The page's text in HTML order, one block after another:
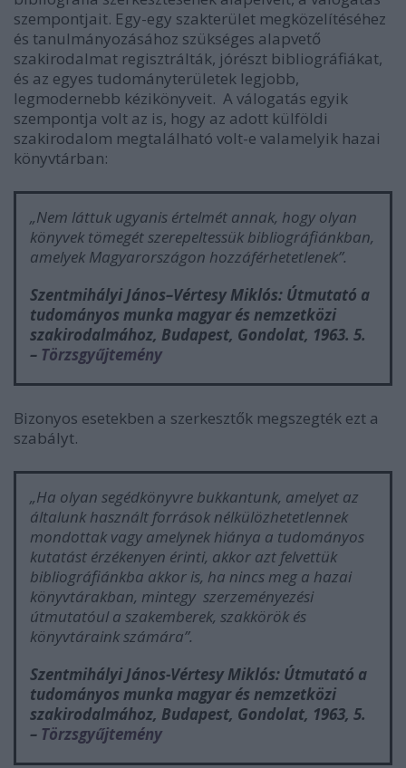
szempontjait. Egy-egy szakterület megközelítéséhez
és tanulmányozásához szükséges alapvető
szakirodalmat regisztrálták, jórészt bibliográfiákat,
és az egyes tudományterületek legjobb,
legmodernebb kézikönyveit. A válogatás egyik
szempontja volt az is, hogy az adott külföldi
szakirodalom megtalálható volt-e valamelyik hazai
könyvtárban:
„Nem láttuk ugyanis értelmét annak, hogy olyan
könyvek tömegét szerepeltessük bibliográfiánkban,
amelyek Magyarországon hozzáférhetetlenek”.
Szentmihályi János–Vértesy Miklós: Útmutató a
tudományos munka magyar és nemzetközi
szakirodalmához, Budapest, Gondolat, 1963. 5.
– Törzsgyűjtemény
Bizonyos esetekben a szerkesztők megszegték ezt a
szabályt.
„Ha olyan segédkönyvre bukkantunk, amelyet az
általunk használt források nélkülözhetetlennek
mondottak vagy amelynek hiánya a tudományos
kutatást érzékenyen érinti, akkor azt felvettük
bibliográfiánkba akkor is, ha nincs meg a hazai
könyvtárakban, mintegy szerzeményezési
útmutatóul a szakemberek, szakkörök és
könyvtáraink számára”.
Szentmihályi János-Vértesy Miklós: Útmutató a
tudományos munka magyar és nemzetközi
szakirodalmához, Budapest, Gondolat, 1963, 5.
– Törzsgyűjtemény